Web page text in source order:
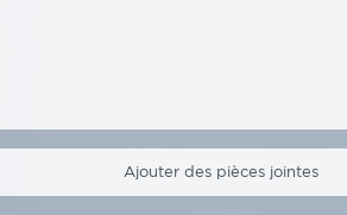
Ajouter des pièces jointes